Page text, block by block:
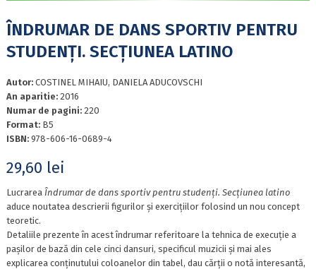
ÎNDRUMAR DE DANS SPORTIV PENTRU
STUDENŢI. SECŢIUNEA LATINO
Autor: COSTINEL MIHAIU, DANIELA ADUCOVSCHI
An aparitie: 2016
Numar de pagini: 220
Format: B5
ISBN: 978-606-16-0689-4
29,60 lei
Lucrarea Îndrumar de dans sportiv pentru studenți. Secțiunea latino
aduce noutatea descrierii figurilor și exercițiilor folosind un nou concept
teoretic.
Detaliile prezente în acest îndrumar referitoare la tehnica de execuție a
pașilor de bază din cele cinci dansuri, specificul muzicii și mai ales
explicarea conținutului coloanelor din tabel, dau cărții o notă interesantă,